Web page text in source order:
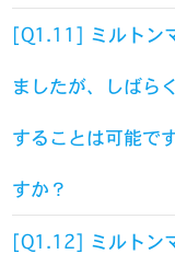
[Q1.11] ミルトン
ましたが、しばら
することは可能で
すか？
[Q1.12] ミルトン